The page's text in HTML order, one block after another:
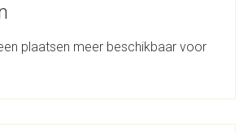
plaatsen meer beschikbaar voor